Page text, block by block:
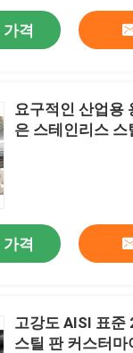
격
요구적인 산업용
은 스테인리스 스
격
고강도 AISI 표준
스틸 판 커스터마